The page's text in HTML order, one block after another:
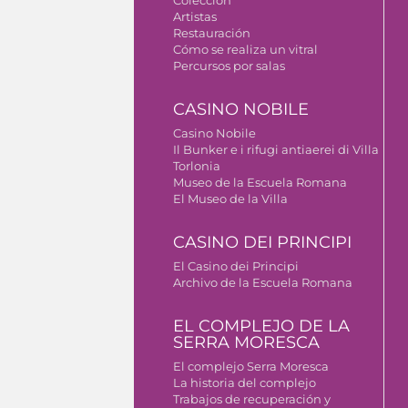
Artistas
Restauración
Cómo se realiza un vitral
Percursos por salas
CASINO NOBILE
Casino Nobile
Il Bunker e i rifugi antiaerei di Villa
Torlonia
Museo de la Escuela Romana
El Museo de la Villa
CASINO DEI PRINCIPI
El Casino dei Principi
Archivo de la Escuela Romana
EL COMPLEJO DE LA
SERRA MORESCA
El complejo Serra Moresca
La historia del complejo
Trabajos de recuperación y